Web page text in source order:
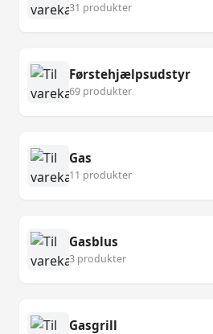
31 produkter
Førstehjælpsudstyr
69 produkter
Gas
11 produkter
Gasblus
3 produkter
Gasgrill